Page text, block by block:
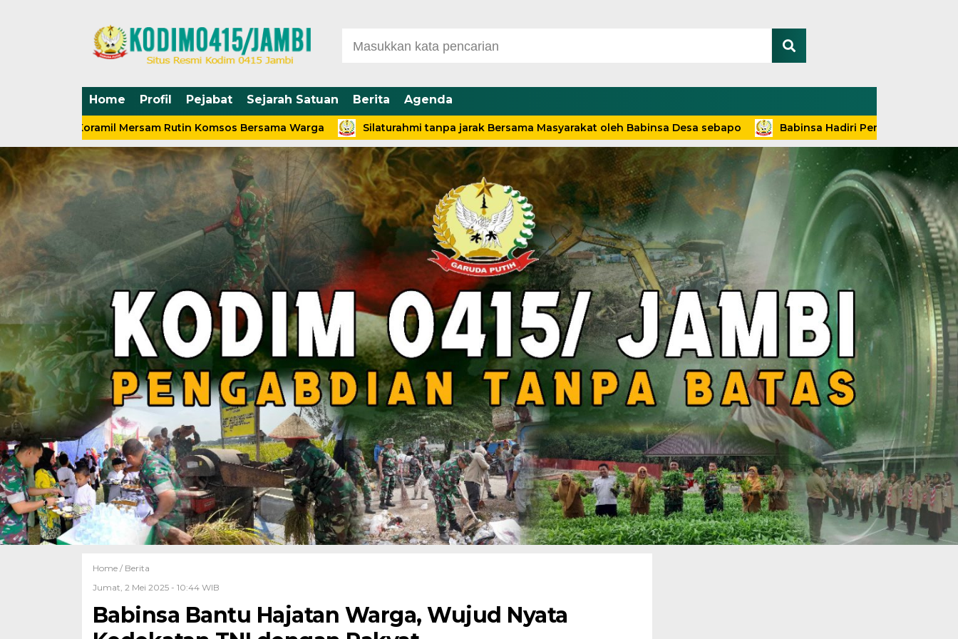
Home Profil Pejabat Sejarah Satuan Berita Agenda
Koramil Mersam Rutin Komsos Bersama Warga Silaturahmi tanpa jarak Bersama Masyarakat oleh Babinsa Desa sebapo Babinsa Hadiri Penyuluhan dan Pelayanan
Home / Berita
Jumat, 2 Mei 2025 - 10:44 WIB
Babinsa Bantu Hajatan Warga, Wujud Nyata